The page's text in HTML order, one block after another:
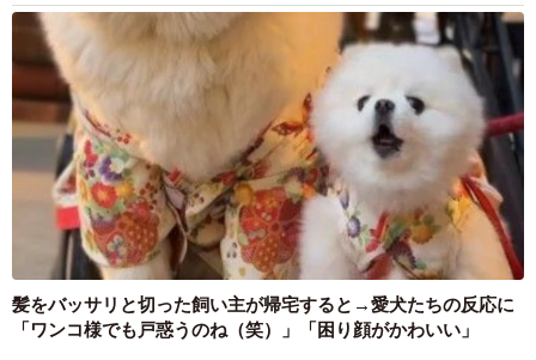
髪をバッサリと切った飼い主が帰宅すると→愛犬たちの反応に
「ワンコ様でも戸惑うのね（笑）」「困り顔がかわいい」